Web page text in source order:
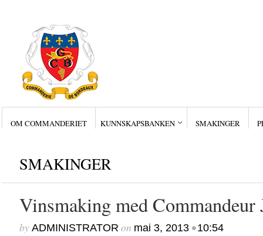
Siste innlegg
OM COMMANDERIET KUNNSKAPSBANKEN SMAKINGER
SMAKINGER
Vinsmaking med Commandeur
by ADMINISTRATOR on mai 3, 2013•10:54